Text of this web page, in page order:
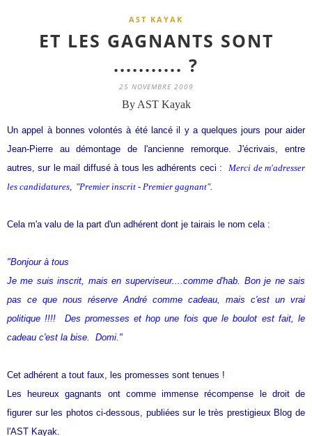
AST KAYAK
ET LES GAGNANTS SONT
........... ?
25 NOVEMBRE 2009
By AST Kayak
Un appel à bonnes volontés à été lancé il y a quelques jours pour aider
Jean-Pierre au démontage de l'ancienne remorque. J'écrivais, entre
autres, sur le mail diffusé à tous les adhérents ceci :Merci de m'adresser
les candidatures, "Premier inscrit - Premier gagnant".
Cela m'a valu de la part d'un adhérent dont je tairais le nom cela :
"Bonjour à tous
Je me suis inscrit, mais en superviseur....comme d'hab. Bon je ne sais
pas ce que nous réserve André comme cadeau, mais c'est un vrai
politique !!!! Des promesses et hop une fois que le boulot est fait, le
cadeau c'est la bise. Domi."
Cet adhérent a tout faux, les promesses sont tenues !
Les heureux gagnants ont comme immense récompense le droit de
figurer sur les photos ci-dessous, publiées sur le très prestigieux Blog de
l'AST Kayak.